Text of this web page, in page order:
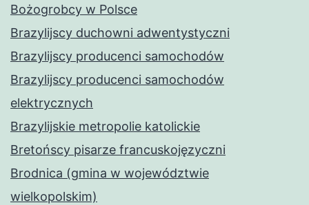
Bożogrobcy w Polsce
Brazylijscy duchowni adwentystyczni
Brazylijscy producenci samochodów
Brazylijscy producenci samochodów
elektrycznych
Brazylijskie metropolie katolickie
Bretońscy pisarze francuskojęzyczni
Brodnica (gmina w województwie
wielkopolskim)